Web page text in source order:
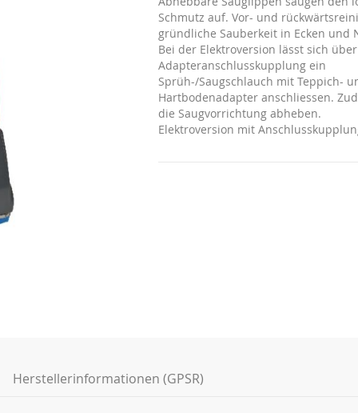
Schmutz auf. Vor- und
gründliche Sauberkeit in Ecken und
Bei der Elektroversion lässt sich
Adapteranschlusskupplung ein
Sprüh-/Saugschlauch mit Teppich-
Hartbodenadapter anschliessen.
die Saugvorrichtung abheben.
Elektroversion mit
Herstellerinformationen (GPSR)